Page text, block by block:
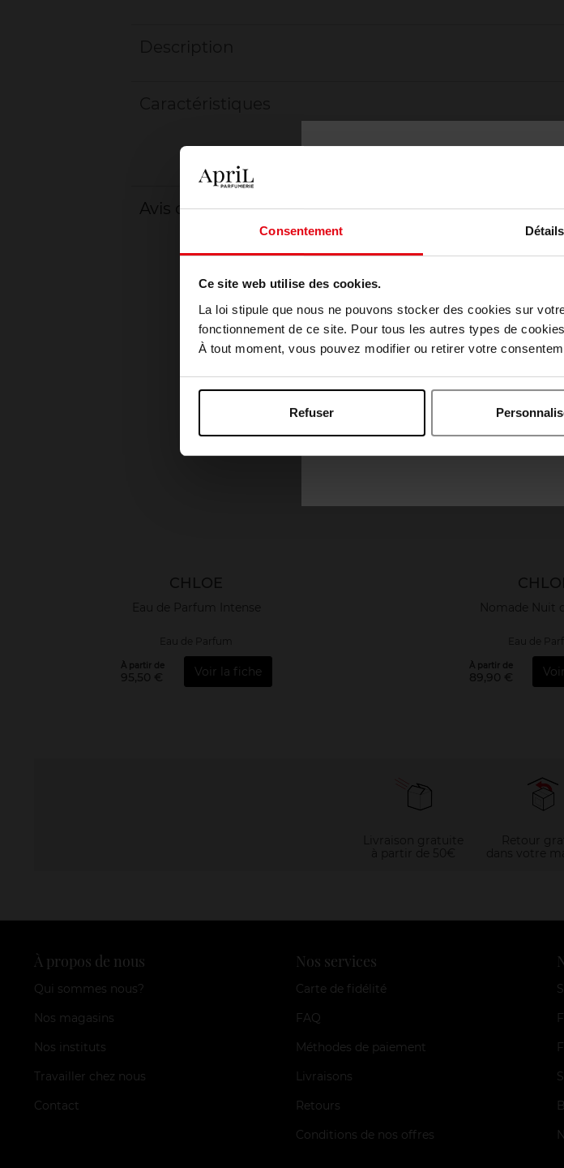
Consentement Détails
Ce site web utilise des cookies.
La loi stipule que nous ne pouvons stocker des cookies sur
fonctionnement de ce site. Pour tous les autres types de
À tout moment, vous pouvez modifier ou retirer votre
Refuser
Avis client
CHLOE
Eau de Parfum Intense
Eau de Parfum
À partir de
95,50 € Voir la fiche
Nomade Nuit
Eau de
À partir de
89,90 €
À propos de nous
Qui sommes nous?
Nos magasins
Nos instituts
Travailler chez nous
Contact
Nos services
Carte de fidélité
FAQ
Méthodes de paiement
Livraisons
Retours
Conditions de nos offres
Choisissez